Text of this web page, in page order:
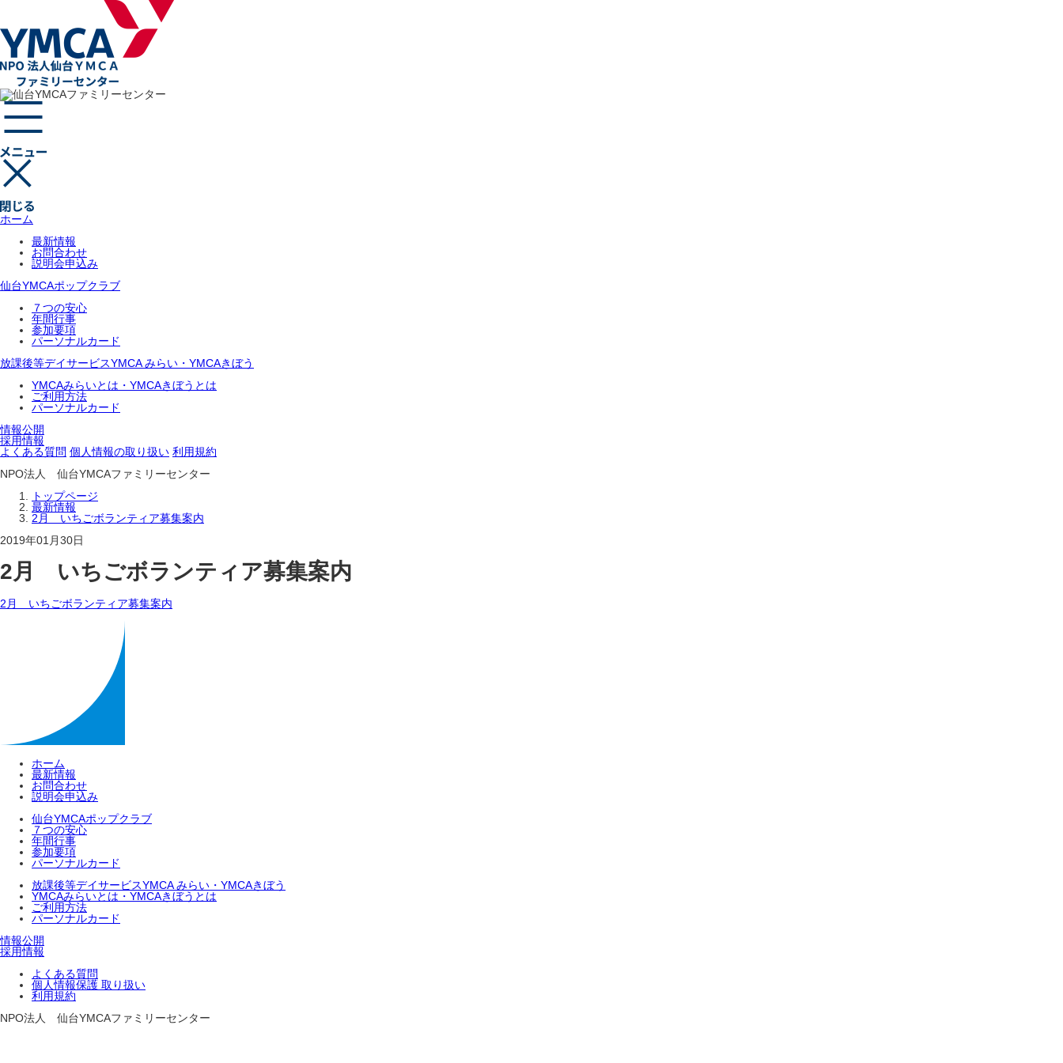
ホーム
最新情報
お問合わせ
説明会申込み
仙台YMCAポップクラブ
７つの安心
年間行事
参加要項
パーソナルカード
放課後等デイサービスYMCA みらい・YMCAきぼう
YMCAみらいとは・YMCAきぼうとは
ご利用方法
パーソナルカード
情報公開
採用情報
よくある質問 個人情報の取り扱い 利用規約
NPO法人 仙台YMCAファミリーセンター
トップページ
最新情報
2月 いちごボランティア募集案内
2019年01月30日
2月 いちごボランティア募集案内
2月 いちごボランティア募集案内
ホーム
最新情報
お問合わせ
説明会申込み
仙台YMCAポップクラブ
７つの安心
年間行事
参加要項
パーソナルカード
放課後等デイサービスYMCA みらい・YMCAきぼう
YMCAみらいとは・YMCAきぼうとは
ご利用方法
パーソナルカード
情報公開
採用情報
よくある質問
個人情報保護 取り扱い
利用規約
NPO法人 仙台YMCAファミリーセンター